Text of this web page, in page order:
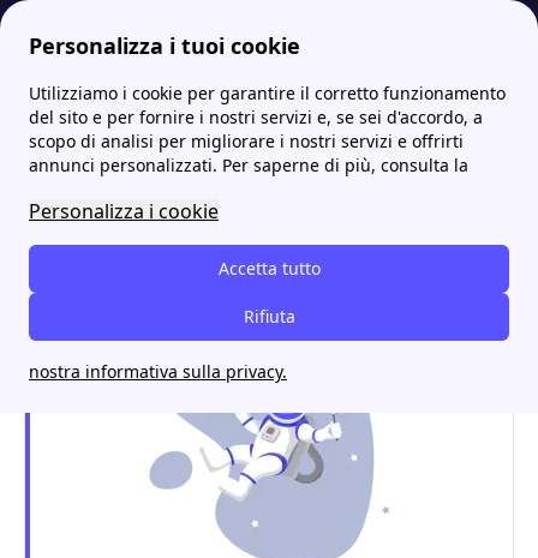
Personalizza i tuoi cookie
Utilizziamo i cookie per garantire il corretto funzionamento
del sito e per fornire i nostri servizi e, se sei d'accordo, a
scopo di analisi per migliorare i nostri servizi e offrirti
annunci personalizzati. Per saperne di più, consulta la
Personalizza i cookie
Accetta tutto
Rifiuta
nostra informativa sulla privacy.
Energia-Luce.it Tutti gli sportelli IREN: indirizzi e contatti Iren a Ponte Dell'Olio | Scopri indirizzi, orari e contatti utili
Iren a Ponte Dell'Olio |
Scopri indirizzi, orari e
contatti utili